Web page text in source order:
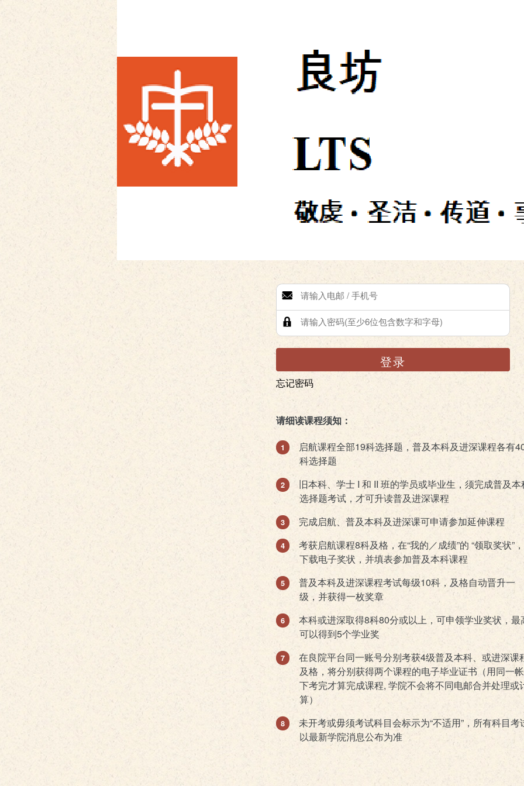
登录
忘记密码
请细读课程须知：
启航课程全部19科选择题，普及本科及进深课程各有
科选择题
旧本科、学士 I 和 II 班的学员或毕业生，须完成普及本
选择题考试，才可升读普及进深课程
完成启航、普及本科及进深课可申请参加延伸课程
考获启航课程8科及格，在“我的／成绩”的 “领取奖状”
下载电子奖状，并填表参加普及本科课程
普及本科及进深课程考试每级10科，及格自动晋升一
级，并获得一枚奖章
本科或进深取得8科80分或以上，可申领学业奖状，最
可以得到5个学业奖
在良院平台同一账号分别考获4级普及本科、或进深课
及格，将分别获得两个课程的电子毕业证书（用同一
下考完才算完成课程, 学院不会将不同电邮合并处理或
算）
未开考或毋须考试科目会标示为“不适用”，所有科目考
以最新学院消息公布为准